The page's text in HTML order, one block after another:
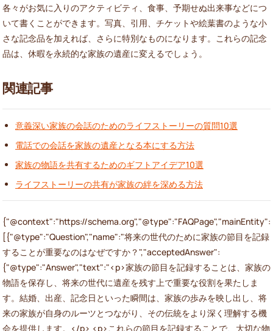
各々がお気に入りのアクティビティ、食事、予期せぬ出来事などにつ
いて書くことができます。写真、引用、チケットや絵葉書のような小
さな記念品を加えれば、さらに特別なものになります。これらの記念
品は、休暇を永続的な家族の遺産に変えるでしょう。
関連記事
意義深い家族の会話のためのライフストーリーの質問10選
電話での会話を家族の遺産となる本にする方法
家族の物語を共有するためのギフトアイデア10選
ライフストーリーの共有が家族の絆を深める方法
{"@context":"https://schema.org","@type":"FAQPage","mainEntity":
[{"@type":"Question","name":"将来の世代のために家族の節目を記録
することが重要なのはなぜですか？","acceptedAnswer":
{"@type":"Answer","text":"<p>家族の節目を記録することは、家族の
物語を保存し、将来の世代に遺産を残す上で重要な役割を果たしま
す。結婚、出産、記念日といった瞬間は、家族の歩みを映し出し、将
来の家族が自身のルーツとつながり、その伝統をより深く理解する機
会を提供します。</p> <p>これらの節目を記録することで、大切な物